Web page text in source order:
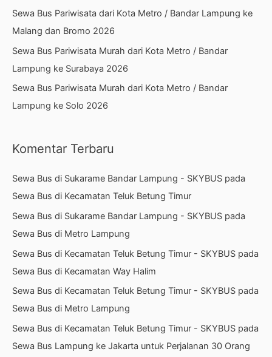
Sewa Bus Pariwisata dari Kota Metro / Bandar Lampung ke
Malang dan Bromo 2026
Sewa Bus Pariwisata Murah dari Kota Metro / Bandar
Lampung ke Surabaya 2026
Sewa Bus Pariwisata Murah dari Kota Metro / Bandar
Lampung ke Solo 2026
Komentar Terbaru
Sewa Bus di Sukarame Bandar Lampung - SKYBUS pada
Sewa Bus di Kecamatan Teluk Betung Timur
Sewa Bus di Sukarame Bandar Lampung - SKYBUS pada
Sewa Bus di Metro Lampung
Sewa Bus di Kecamatan Teluk Betung Timur - SKYBUS pada
Sewa Bus di Kecamatan Way Halim
Sewa Bus di Kecamatan Teluk Betung Timur - SKYBUS pada
Sewa Bus di Metro Lampung
Sewa Bus di Kecamatan Teluk Betung Timur - SKYBUS pada
Sewa Bus Lampung ke Jakarta untuk Perjalanan 30 Orang